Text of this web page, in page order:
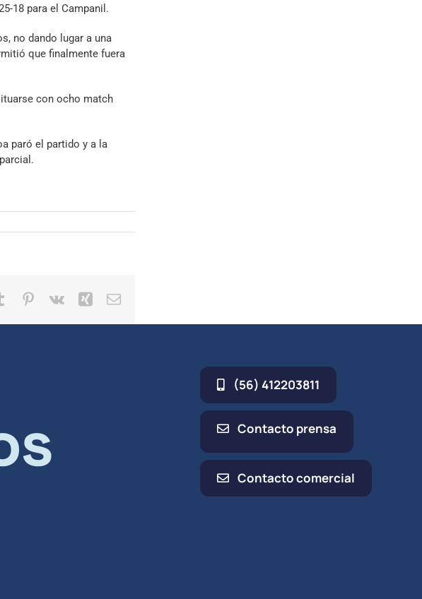
18 para el Campanil.
no dando lugar a una
que finalmente fuera
con ocho match
paró el partido y a la
TumblrPinterest
Vk XingCorreo
(56) 412203811
Contacto prensa
Contacto comercial